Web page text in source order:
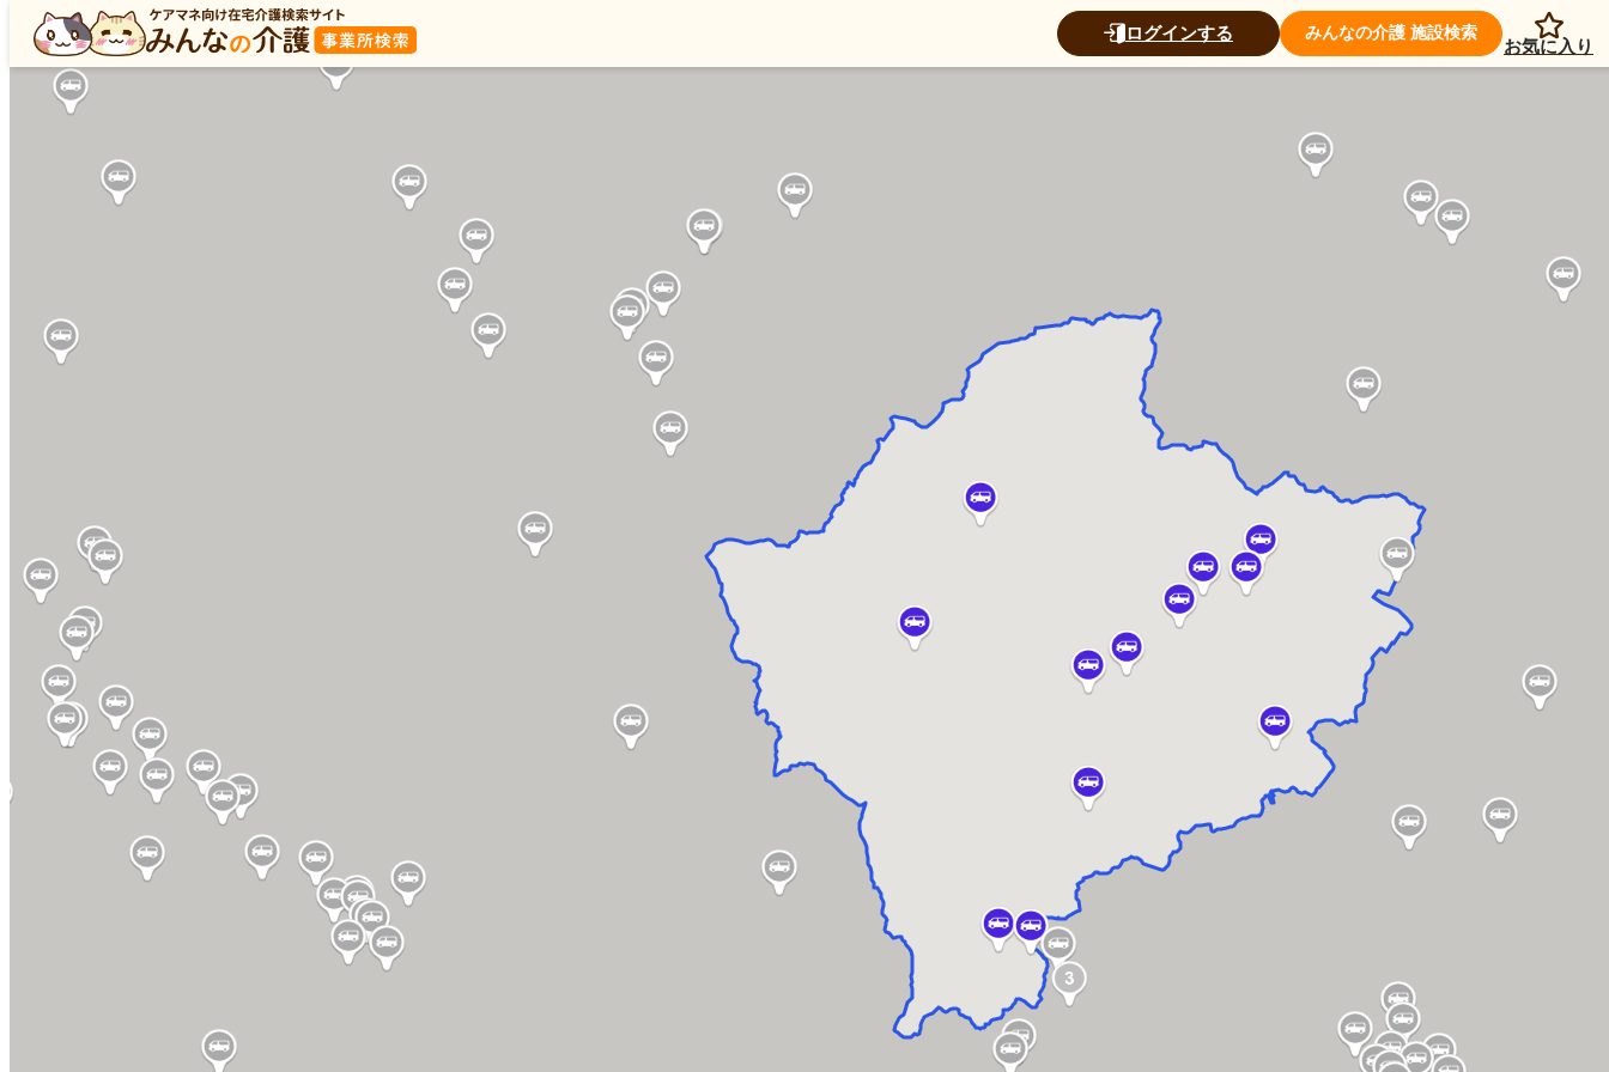
ログインする みんなの介護 施設検索
お気に入り